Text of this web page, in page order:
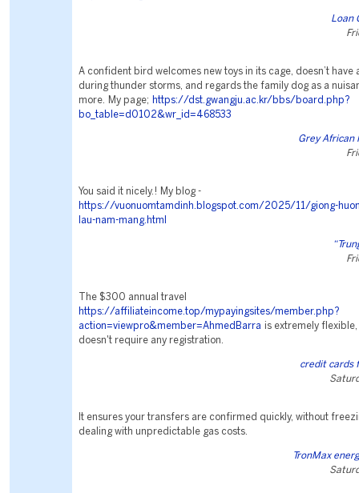
Loan
A confident bird welcomes new toys in its cage, doesn’t have
during thunder storms, and regards the family dog as a
more. My page;
https://dst.gwangju.ac.kr/bbs/board.php?
bo_table=d0102&wr_id=468533
Grey African
You said it nicely.! My blog -
https://vuonuomtamdinh.blogspot.com/2025/11/giong-
lau-nam-mang.html
The $300 annual travel
https://affiliateincome.top/mypayingsites/member.php?
action=viewpro&member=AhmedBarra is extremely flexible,
doesn't require any registration.
credit cards
It ensures your transfers are confirmed quickly, without
dealing with unpredictable gas costs.
TronMax